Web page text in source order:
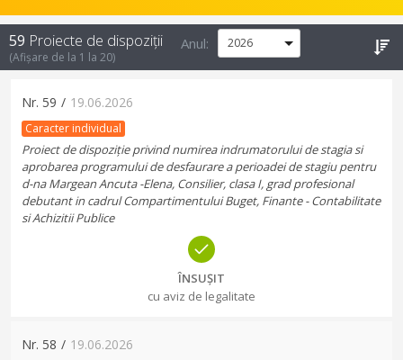
59 Proiecte de dispoziții
(Afișare de la 1 la 20)
Anul:
Nr. 59 / 19.06.2026
Caracter individual
Proiect de dispoziție privind numirea indrumatorului de stagia si
aprobarea programului de desfaurare a perioadei de stagiu pentru
d-na Margean Ancuta -Elena, Consilier, clasa I, grad profesional
debutant in cadrul Compartimentului Buget, Finante - Contabilitate
si Achizitii Publice
ÎNSUȘIT
cu aviz de legalitate
Nr. 58 / 19.06.2026